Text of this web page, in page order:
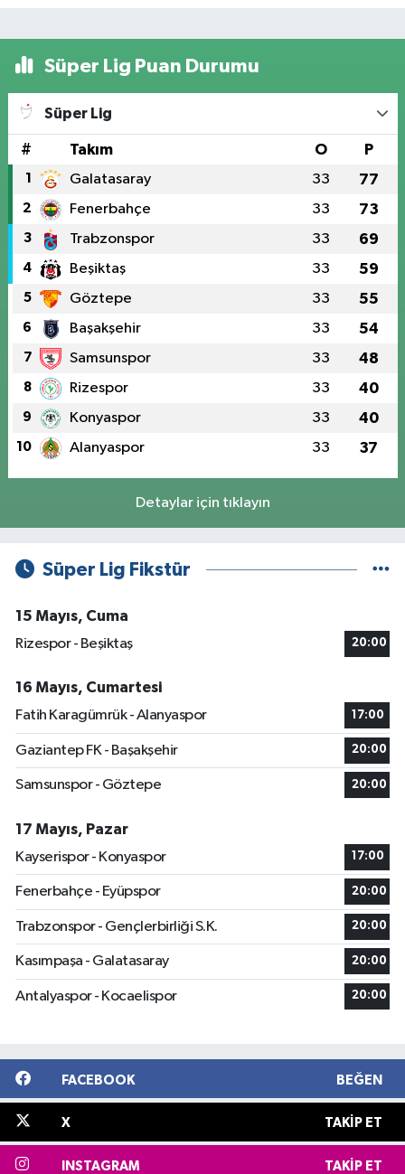
Süper Lig Puan Durumu
Süper Lig
# Takım O P
1 Galatasaray 33 77
2 Fenerbahçe 33 73
3 Trabzonspor 33 69
4 Beşiktaş 33 59
5 Göztepe 33 55
6 Başakşehir 33 54
7 Samsunspor 33 48
8 Rizespor 33 40
9 Konyaspor 33 40
10 Alanyaspor 33 37
Detaylar için tıklayın
Süper Lig Fikstür
15 Mayıs, Cuma
Rizespor - Beşiktaş
20:00
16 Mayıs, Cumartesi
Fatih Karagümrük - Alanyaspor
17:00
Gaziantep FK - Başakşehir 20:00
Samsunspor - Göztepe 20:00
17 Mayıs, Pazar
Kayserispor - Konyaspor
17:00
Fenerbahçe - Eyüpspor 20:00
Trabzonspor - Gençlerbirliği S.K. 20:00
Kasımpaşa - Galatasaray 20:00
Antalyaspor - Kocaelispor 20:00
FACEBOOK BEĞEN
X TAKIP ET
INSTAGRAM TAKIP ET